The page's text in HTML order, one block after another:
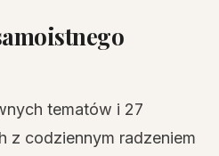
tematów i 27
z codziennym radzeniem